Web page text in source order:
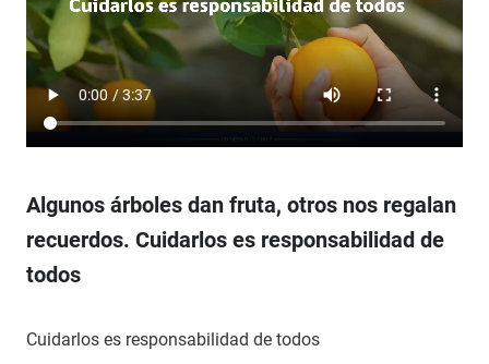
Algunos árboles dan fruta, otros nos regalan
recuerdos. Cuidarlos es responsabilidad de
todos
Cuidarlos es responsabilidad de todos